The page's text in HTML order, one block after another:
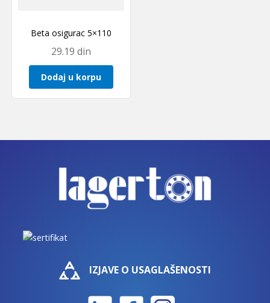
Beta osigurac 5×110
29.19 din
Dodaj u korpu
IZJAVE O USAGLAŠENOSTI